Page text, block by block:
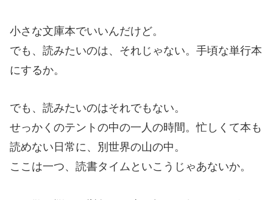
小さな文庫本でいいんだけど。
でも、読みたいのは、それじゃない。手頃な単行本
にするか。
でも、読みたいのはそれでもない。
せっかくのテントの中の一人の時間。忙しくて本も
読めない日常に、別世界の山の中。
ここは一つ、読書タイムといこうじゃあないか。